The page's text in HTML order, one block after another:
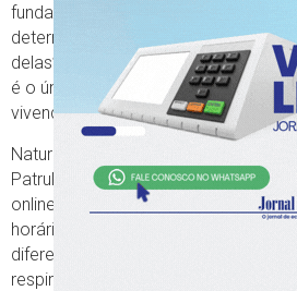
fundamental: “A maneira como as
determinar o ritmo e as
delas”, explica. Ordenado monge
é o único sacerdote adepto da
vivendo no Brasil.
Natural de Tapera (RS), o yogue
Patrulha, onde ministra aulas
online e presencial (para no máximo
horário) para adultos com faixa
diferentes profissões. “Sempre digo
respirar não é aquilo de inspirar